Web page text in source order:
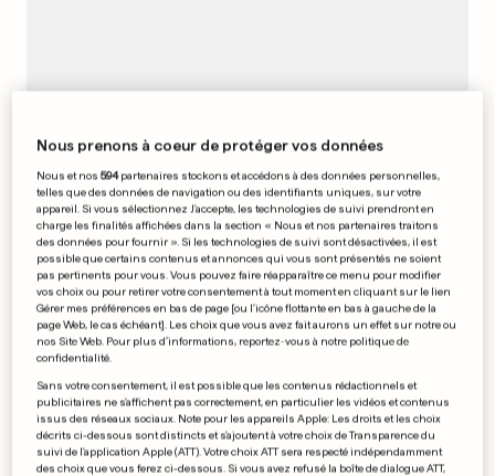
GRAFFITIS LÉGAUX
Les élèves exposent à la gare
d'Esch
0 0
FESTIVAL
Audun fête le blues pendant
trois jours
0 0
Nous prenons à coeur de protéger vos données
Nous et nos594partenaires stockons et accédons à des données personnelles,
telles que des données de navigation ou des identifiants uniques, sur votre
appareil. Si vous sélectionnez J'accepte, les technologies de suivi prendront en
charge les finalités affichées dans la section « Nous et nos partenaires traitons
des données pour fournir ». Si les technologies de suivi sont désactivées, il est
possible que certains contenus et annonces qui vous sont présentés ne soient
pas pertinents pour vous. Vous pouvez faire réapparaître ce menu pour modifier
vos choix ou pour retirer votre consentement à tout moment en cliquant sur le lien
Gérer mes préférences en bas de page [ou l'icône flottante en bas à gauche de la
page Web, le cas échéant]. Les choix que vous avez fait aurons un effet sur notre ou
nos Site Web. Pour plus d’informations, reportez-vous à notre politique de
confidentialité.
Sans votre consentement, il est possible que les contenus rédactionnels et
publicitaires ne s'affichent pas correctement, en particulier les vidéos et contenus
issus des réseaux sociaux. Note pour les appareils Apple: Les droits et les choix
décrits ci-dessous sont distincts et s'ajoutent à votre choix de Transparence du
suivi de l'application Apple (ATT). Votre choix ATT sera respecté indépendamment
des choix que vous ferez ci-dessous. Si vous avez refusé la boîte de dialogue ATT,